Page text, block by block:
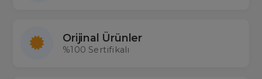
Orijinal Ürünler
%100 Sertifikalı